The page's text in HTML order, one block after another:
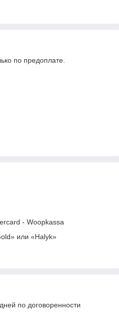
по предоплате.
- Woopkassa
или «Halyk»
по договоренности